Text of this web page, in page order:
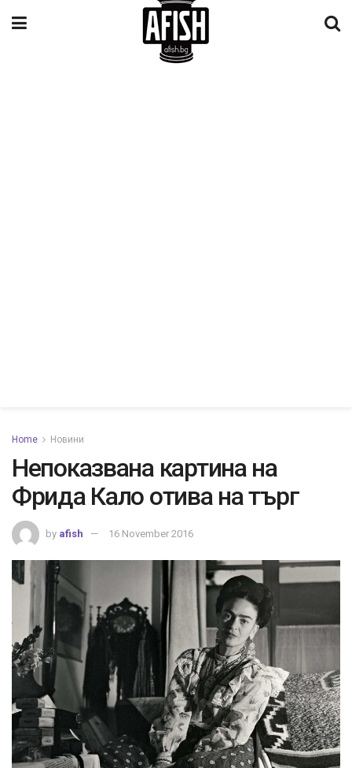
Home Новини
Непоказвана картина на
Фрида Кало отива на търг
by afish 16 November 2016